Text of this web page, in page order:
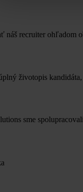
náš recruiter ohľadom
životopis
sme